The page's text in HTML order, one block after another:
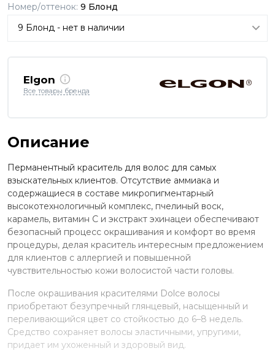
Номер/оттенок: 9 Блонд
Elgon
Все товары бренда
Описание
Перманентный краситель для волос для самых
взыскательных клиентов. Отсутствие аммиака и
содержащиеся в составе микропигментарный
высокотехнологичный комплекс, пчелиный воск,
карамель, витамин С и экстракт эхинацеи обеспечивают
безопасный процесс окрашивания и комфорт во время
процедуры, делая краситель интересным предложением
для клиентов с аллергией и повышенной
чувствительностью кожи волосистой части головы.
После окрашивания красителями Dolce волосы
приобретают безупречный глянцевый, насыщенный и
переливающийся цвет со стойкостью до 6–8 недель.
Средство сохраняет волосы эластичными, упругими,
придает им ухоженный и здоровый вид.